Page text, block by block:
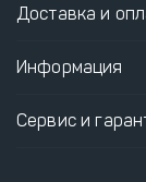
Доставка и
Информация
Сервис и